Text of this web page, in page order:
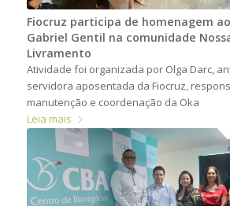
Fiocruz participa de homenagem
Gabriel Gentil na comunidade
Livramento
Atividade foi organizada por Olga Darc,
servidora aposentada da Fiocruz,
manutenção e coordenação da Oka
Leia mais